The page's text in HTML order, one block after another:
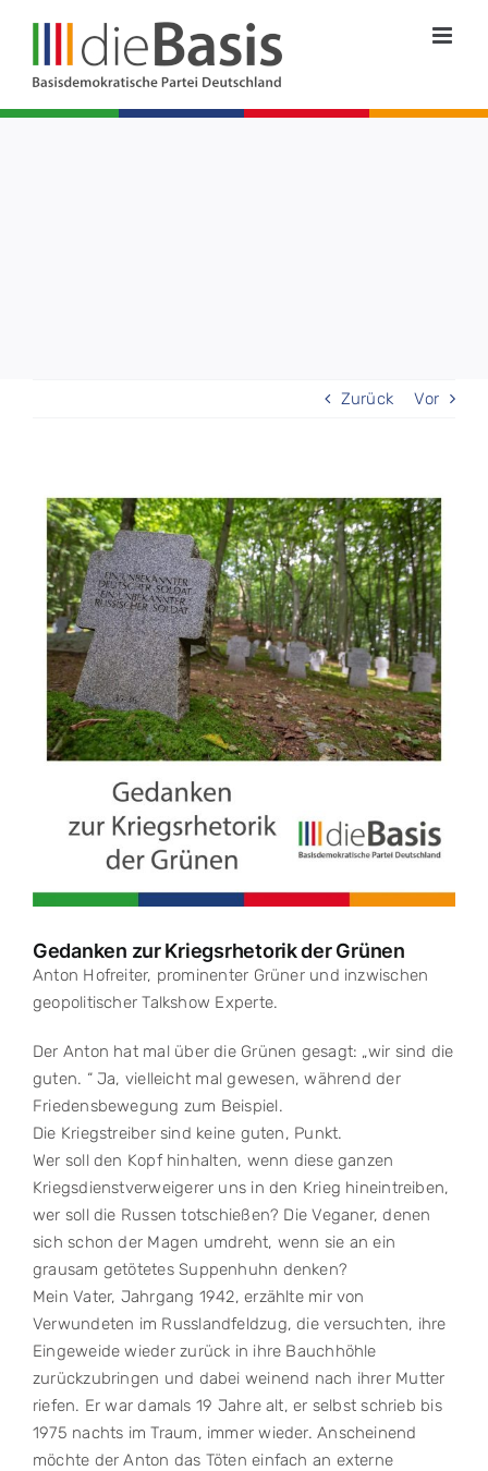
springen
Zurück Vor
Zeige
grösseres
Bild
Gedanken zur Kriegsrhetorik der Grünen
Anton Hofreiter, prominenter Grüner und inzwischen
geopolitischer Talkshow Experte.
Der Anton hat mal über die Grünen gesagt: „wir sind die
guten. “ Ja, vielleicht mal gewesen, während der
Friedensbewegung zum Beispiel.
Die Kriegstreiber sind keine guten, Punkt.
Wer soll den Kopf hinhalten, wenn diese ganzen
Kriegsdienstverweigerer uns in den Krieg hineintreiben,
wer soll die Russen totschießen? Die Veganer, denen
sich schon der Magen umdreht, wenn sie an ein
grausam getötetes Suppenhuhn denken?
Mein Vater, Jahrgang 1942, erzählte mir von
Verwundeten im Russlandfeldzug, die versuchten, ihre
Eingeweide wieder zurück in ihre Bauchhöhle
zurückzubringen und dabei weinend nach ihrer Mutter
riefen. Er war damals 19 Jahre alt, er selbst schrieb bis
1975 nachts im Traum, immer wieder. Anscheinend
möchte der Anton das Töten einfach an externe